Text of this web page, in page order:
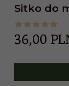
Sitko do
36,00